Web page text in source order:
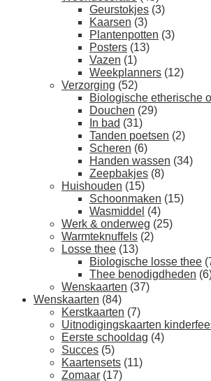
Geurstokjes (3)
Kaarsen (3)
Plantenpotten (3)
Posters (13)
Vazen (1)
Weekplanners (12)
Verzorging (52)
Biologische etherische
Douchen (29)
In bad (31)
Tanden poetsen (2)
Scheren (6)
Handen wassen (34)
Zeepbakjes (8)
Huishouden (15)
Schoonmaken (15)
Wasmiddel (4)
Werk & onderweg (25)
Warmteknuffels (2)
Losse thee (13)
Biologische losse thee
Thee benodigdheden
Wenskaarten (37)
Wenskaarten (84)
Kerstkaarten (7)
Uitnodigingskaarten
Eerste schooldag (4)
Succes (5)
Kaartensets (11)
Zomaar (17)